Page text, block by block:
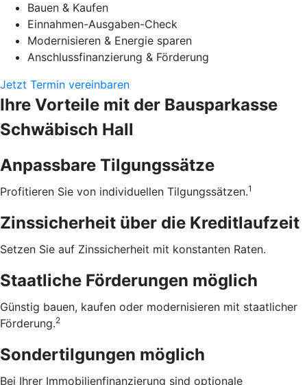
Bauen & Kaufen
Einnahmen-Ausgaben-Check
Modernisieren & Energie sparen
Anschlussfinanzierung & Förderung
Jetzt Termin vereinbaren
Ihre Vorteile mit der Bausparkasse
Schwäbisch Hall
Anpassbare Tilgungssätze
Profitieren Sie von individuellen Tilgungssätzen.1
Zinssicherheit über die ­Kreditlaufzeit
Setzen Sie auf Zinssicherheit mit konstanten Raten.
Staatliche Förderungen möglich
Günstig bauen, kaufen oder modernisieren mit staatlicher
Förderung.2
Sondertilgungen möglich
Bei Ihrer Immobilienfinanzierung sind optionale